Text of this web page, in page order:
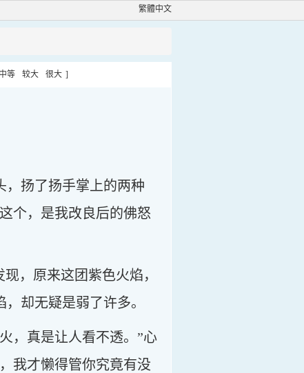
繁體中文
中等 较大 很大 ]
，扬了扬手掌上的两种
个，是我改良后的佛怒
，原来这团紫色火焰，
却无疑是弱了许多。
，真是让人看不透。”心
我才懒得管你究竟有没